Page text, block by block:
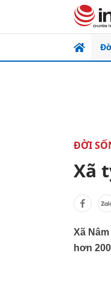
ĐỜI
Xã
Xã
hơn